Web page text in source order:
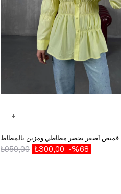
%68
₺300,00
₺950,00